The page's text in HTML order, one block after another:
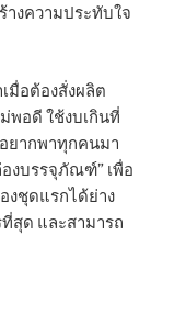
งความประทับใจ
มื่อต้องสั่งผลิต
พอดี ใช้งบเกินที่
ยากพาทุกคนมา
งบรรจุภัณฑ์” เพื่อ
งชุดแรกได้ย่าง
สุด และสามารถ